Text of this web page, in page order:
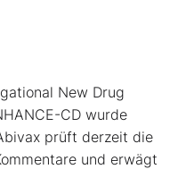
New Drug
CD wurde
prüft derzeit die
und erwägt